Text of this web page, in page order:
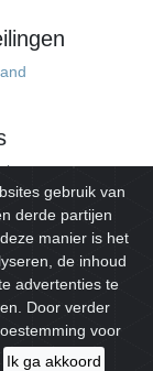
gebruik van
derde partijen
manier is het
de inhoud
advertenties te
Door verder
voor
Ik ga akkoord